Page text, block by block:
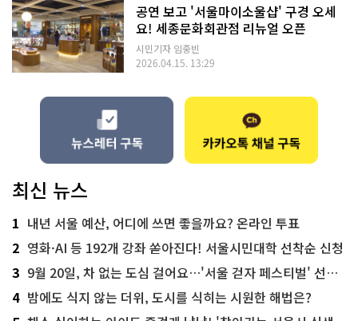
공연 보고 '서울마이소울샵' 구경 오세
요! 세종문화회관점 리뉴얼 오픈
시민기자 임중빈
2026.04.15. 13:29
최신 뉴스
1 내년 서울 예산, 어디에 쓰면 좋을까요? 온라인 투표
2 영화·AI 등 192개 강좌 쏟아진다! 서울시민대학 선착순 신청
3 9월 20일, 차 없는 도심 걸어요…'서울 걷자 페스티벌' 선착순 5천명
4 밤에도 식지 않는 더위, 도시를 식히는 시원한 해법은?